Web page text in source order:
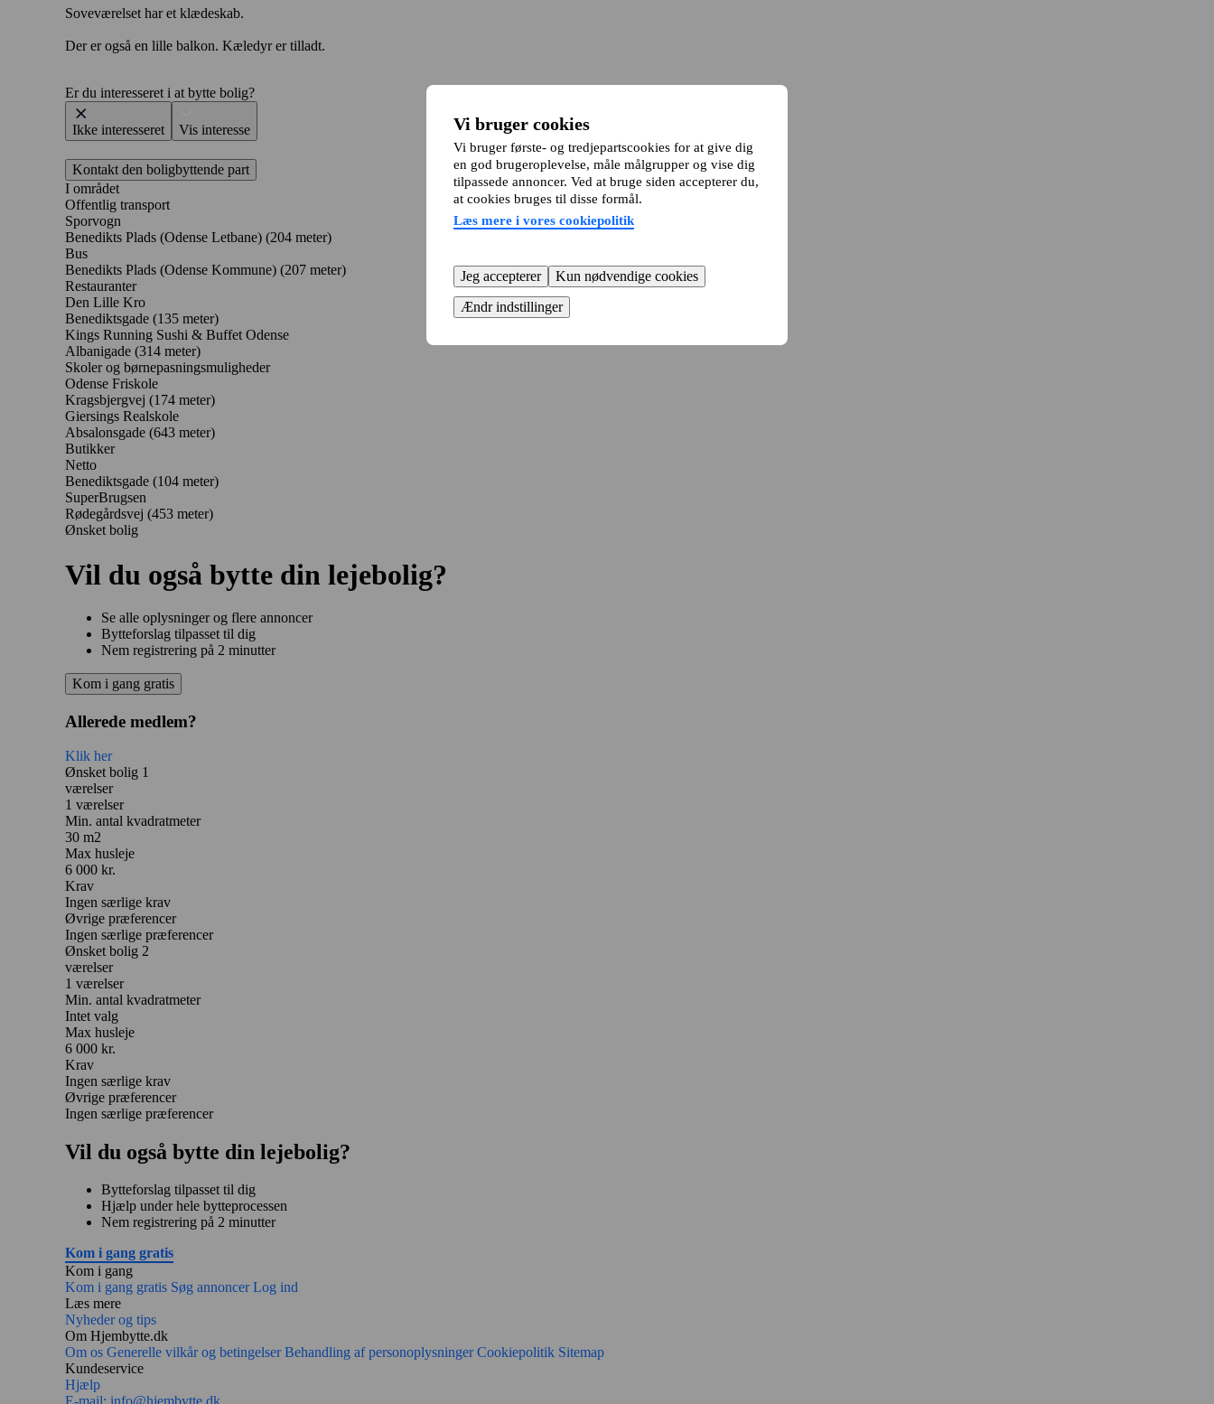
Vi bruger cookies
Vi bruger første- og tredjepartscookies for at give dig
en god brugeroplevelse, måle målgrupper og vise dig
tilpassede annoncer. Ved at bruge siden accepterer du,
at cookies bruges til disse formål.
Læs mere i vores cookiepolitik
Jeg accepterer
Kun nødvendige cookies
Ændr indstillinger
Soveværelset har et klædeskab.
Der er også en lille balkon. Kæledyr er tilladt.
Er du interesseret i at bytte bolig?
Ikke interesseret Vis interesse
Kontakt den boligbyttende part
I området
Offentlig transport
Sporvogn
Benedikts Plads (Odense Letbane) (204 meter)
Bus
Benedikts Plads (Odense Kommune) (207 meter)
Restauranter
Den Lille Kro
Benediktsgade (135 meter)
Kings Running Sushi & Buffet Odense
Albanigade (314 meter)
Skoler og børnepasningsmuligheder
Odense Friskole
Kragsbjergvej (174 meter)
Giersings Realskole
Absalonsgade (643 meter)
Butikker
Netto
Benediktsgade (104 meter)
SuperBrugsen
Rødegårdsvej (453 meter)
Ønsket bolig
Vil du også bytte din lejebolig?
Se alle oplysninger og flere annoncer
Bytteforslag tilpasset til dig
Nem registrering på 2 minutter
Kom i gang gratis
Allerede medlem?
Klik her
Ønsket bolig 1
værelser
1 værelser
Min. antal kvadratmeter
30 m2
Max husleje
6 000 kr.
Krav
Ingen særlige krav
Øvrige præferencer
Ingen særlige præferencer
Ønsket bolig 2
værelser
1 værelser
Min. antal kvadratmeter
Intet valg
Max husleje
6 000 kr.
Krav
Ingen særlige krav
Øvrige præferencer
Ingen særlige præferencer
Vil du også bytte din lejebolig?
Bytteforslag tilpasset til dig
Hjælp under hele bytteprocessen
Nem registrering på 2 minutter
Kom i gang gratis
Kom i gang
Kom i gang gratis Søg annoncerLog ind
Læs mere
Nyheder og tips
Om Hjembytte.dk
Om os Generelle vilkår og betingelserBehandling af personoplysningerCookiepolitik Sitemap
Kundeservice
Hjælp